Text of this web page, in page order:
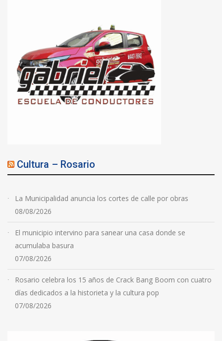
Cultura – Rosario
La Municipalidad anuncia los cortes de calle por obras
08/08/2026
El municipio intervino para sanear una casa donde se
acumulaba basura
07/08/2026
Rosario celebra los 15 años de Crack Bang Boom con cuatro
días dedicados a la historieta y la cultura pop
07/08/2026